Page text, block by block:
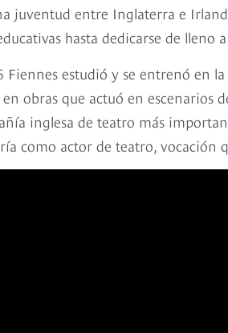
juventud entre Inglaterra e
hasta dedicarse de lleno
Fiennes estudió y se entrenó en
obras que actuó en escenarios
inglesa de teatro más
como actor de teatro, vocación